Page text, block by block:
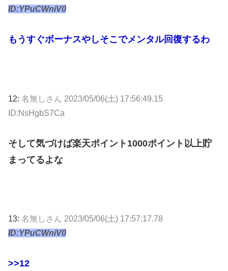
ID:YPuCWniV0
もうすぐボーナスやしそこでメンタル回復するわ
12: 名無しさん 2023/05/06(土) 17:56:49.15
ID:NsHgbS7Ca
そして気づけば楽天ポイント1000ポイント以上貯
まってるよな
13: 名無しさん 2023/05/06(土) 17:57:17.78
ID:YPuCWniV0
>>12